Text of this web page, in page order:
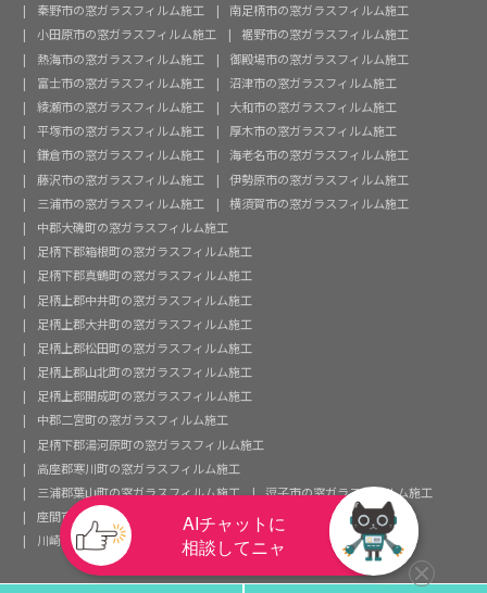
秦野市の窓ガラスフィルム施工
南足柄市の窓ガラスフィルム施工
小田原市の窓ガラスフィルム施工
裾野市の窓ガラスフィルム施工
熱海市の窓ガラスフィルム施工
御殿場市の窓ガラスフィルム施工
富士市の窓ガラスフィルム施工
沼津市の窓ガラスフィルム施工
綾瀬市の窓ガラスフィルム施工
大和市の窓ガラスフィルム施工
平塚市の窓ガラスフィルム施工
厚木市の窓ガラスフィルム施工
鎌倉市の窓ガラスフィルム施工
海老名市の窓ガラスフィルム施工
藤沢市の窓ガラスフィルム施工
伊勢原市の窓ガラスフィルム施工
三浦市の窓ガラスフィルム施工
横須賀市の窓ガラスフィルム施工
中郡大磯町の窓ガラスフィルム施工
足柄下郡箱根町の窓ガラスフィルム施工
足柄下郡真鶴町の窓ガラスフィルム施工
足柄上郡中井町の窓ガラスフィルム施工
足柄上郡大井町の窓ガラスフィルム施工
足柄上郡松田町の窓ガラスフィルム施工
足柄上郡山北町の窓ガラスフィルム施工
足柄上郡開成町の窓ガラスフィルム施工
中郡二宮町の窓ガラスフィルム施工
足柄下郡湯河原町の窓ガラスフィルム施工
高座郡寒川町の窓ガラスフィルム施工
三浦郡葉山町の窓ガラスフィルム施工
逗子市の窓ガラスフィルム施工
座間市の窓ガラスフィルム施工
茅ヶ崎市の窓ガラスフィルム施工
川崎市の窓ガラスフィルム施工